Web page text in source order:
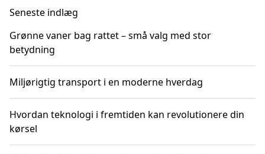
Seneste indlæg
Grønne vaner bag rattet – små valg med stor
betydning
Miljørigtig transport i en moderne hverdag
Hvordan teknologi i fremtiden kan revolutionere din
kørsel